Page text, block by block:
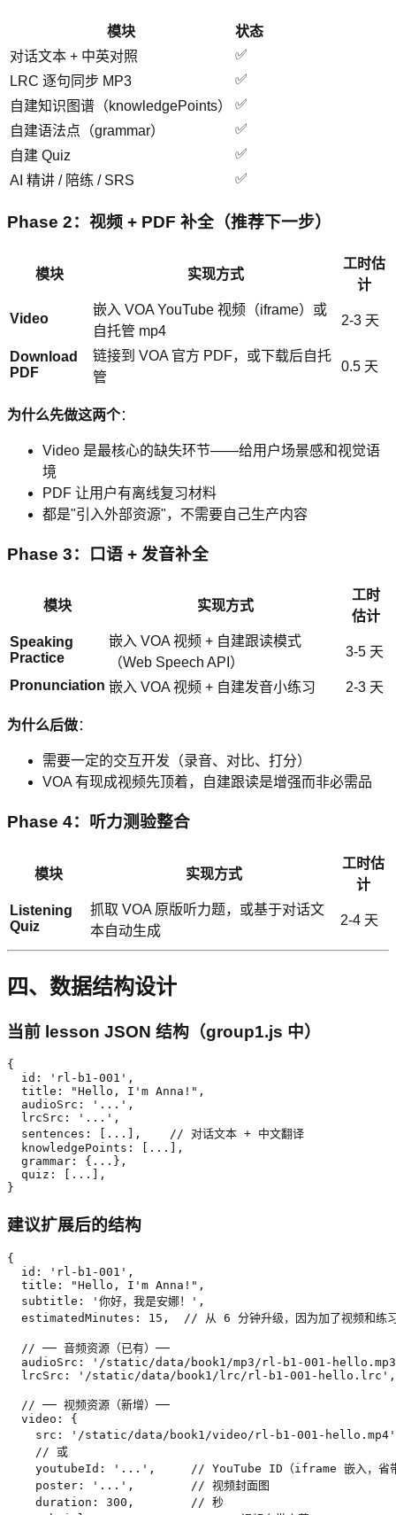
模块
状态
对话文本 + 中英对照
✅
LRC 逐句同步 MP3
✅
自建知识图谱（knowledgePoints）
✅
自建语法点（grammar）
✅
自建 Quiz
✅
AI 精讲 / 陪练 / SRS
✅
Phase 2：视频 + PDF 补全（推荐下一步）
模块 实现方式
工时估
计
Video
嵌入 VOA YouTube 视频（iframe）或
自托管 mp4
2-3 天
Download
PDF
链接到 VOA 官方 PDF，或下载后自托
管
0.5 天
为什么先做这两个：
Video 是最核心的缺失环节——给用户场景感和视觉语
境
PDF 让用户有离线复习材料
都是"引入外部资源"，不需要自己生产内容
Phase 3：口语 + 发音补全
模块 实现方式
工时
估计
Speaking
Practice
嵌入 VOA 视频 + 自建跟读模式
（Web Speech API）
3-5 天
Pronunciation 嵌入 VOA 视频 + 自建发音小练习 2-3 天
为什么后做：
需要一定的交互开发（录音、对比、打分）
VOA 有现成视频先顶着，自建跟读是增强而非必需品
Phase 4：听力测验整合
模块 实现方式
工时估
计
Listening
Quiz
抓取 VOA 原版听力题，或基于对话文
本自动生成
2-4 天
四、数据结构设计
当前 lesson JSON 结构（group1.js 中）
{
  id: 'rl-b1-001',
  title: "Hello, I'm Anna!",
  audioSrc: '...',
  lrcSrc: '...',
  sentences: [...],    // 对话文本 + 中文翻译
  knowledgePoints: [...],
  grammar: {...},
  quiz: [...],
}
建议扩展后的结构
{
  id: 'rl-b1-001',
  title: "Hello, I'm Anna!",
  subtitle: '你好，我是安娜！',
estimatedMinutes: 15,  // 从 6 分钟升级，因为加了视频和练
  // ── 音频资源（已有）──
audioSrc: '/static/data/book1/mp3/rl-b1-001-
  lrcSrc: '/static/data/book1/lrc/rl-b1-001-hello.lrc',
  // ── 视频资源（新增）──
  video: {
src: '/static/data/book1/video/rl-b1-001-
    // 或
youtubeId: '...',     // YouTube ID（iframe 嵌入，省
    poster: '...',        // 视频封面图
    duration: 300,        // 秒